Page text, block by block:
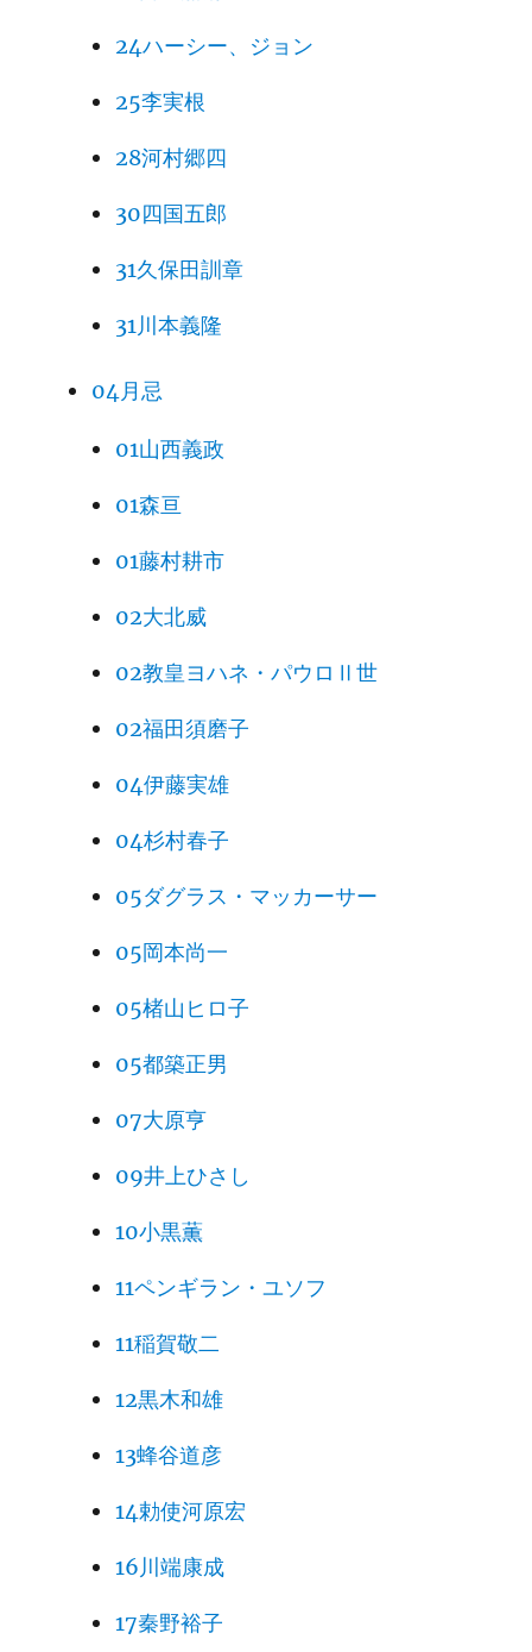
24ハーシー、ジョン
25李実根
28河村郷四
30四国五郎
31久保田訓章
31川本義隆
04月忌
01山西義政
01森亘
01藤村耕市
02大北威
02教皇ヨハネ・パウロⅡ世
02福田須磨子
04伊藤実雄
04杉村春子
05ダグラス・マッカーサー
05岡本尚一
05楮山ヒロ子
05都築正男
07大原亨
09井上ひさし
10小黒薫
11ペンギラン・ユソフ
11稲賀敬二
12黒木和雄
13蜂谷道彦
14勅使河原宏
16川端康成
17秦野裕子